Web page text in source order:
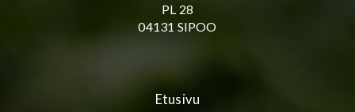
PL 28
04131 SIPOO
Etusivu